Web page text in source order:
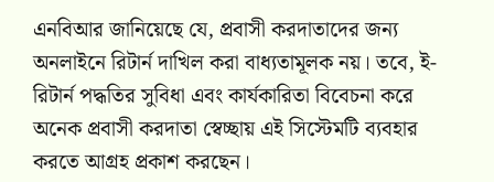
এনবিআর জানিয়েছে যে, প্রবাসী করদাতাদের জন্য
অনলাইনে রিটার্ন দাখিল করা বাধ্যতামূলক নয়। তবে, ই-
রিটার্ন পদ্ধতির সুবিধা এবং কার্যকারিতা বিবেচনা করে
অনেক প্রবাসী করদাতা স্বেচ্ছায় এই সিস্টেমটি ব্যবহার
করতে আগ্রহ প্রকাশ করছেন।